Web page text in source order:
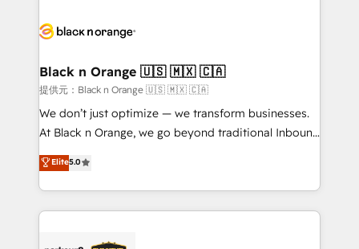
embark on a transformational journey that sets your
business up for long-term success. Unlock your
business. If not now, when?
référencement, votre stratégie digitale et le pilotage
projet HubSpot avec DIGITALISIM : 🧽 Nettoyage,
migration et intégration des bases de données. 🚀
Développement des interfaces avec vos logiciels
métiers ⚙️ Configuration de la plateforme HubSpot
Book Process & Guidelines utilisateurs 🎓
Formations des utilisateurs
Black n Orange 🇺🇸 🇲🇽 🇨🇦
提供元：Black n Orange 🇺🇸 🇲🇽 🇨🇦
We don’t just optimize — we transform businesses.
At Black n Orange, we go beyond traditional Inbound
Marketing with our exclusive methodologies:
BOOMS and BOOST. Together, they form a powerful
combination that has driven success for over 800
businesses worldwide. As Elite HubSpot Partners, we
Elite5.0